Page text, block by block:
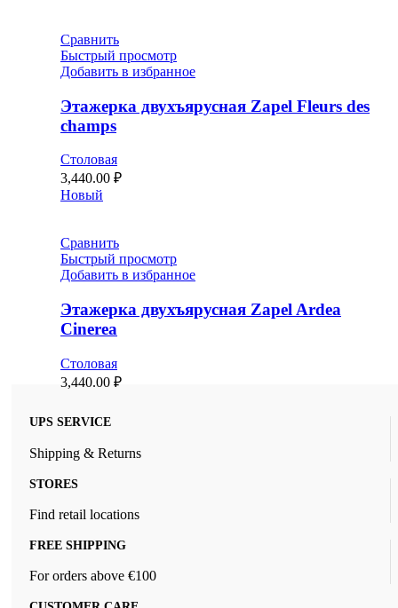
Сравнить
Быстрый просмотр
Добавить в избранное
Этажерка двухъярусная Zapel Fleurs des
champs
Столовая
3,440.00 ₽
Новый
Сравнить
Быстрый просмотр
Добавить в избранное
Этажерка двухъярусная Zapel Ardea
Cinerea
Столовая
3,440.00 ₽
UPS SERVICE
Shipping & Returns
STORES
Find retail locations
FREE SHIPPING
For orders above €100